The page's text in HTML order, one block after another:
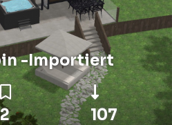
-Importiert
2 107